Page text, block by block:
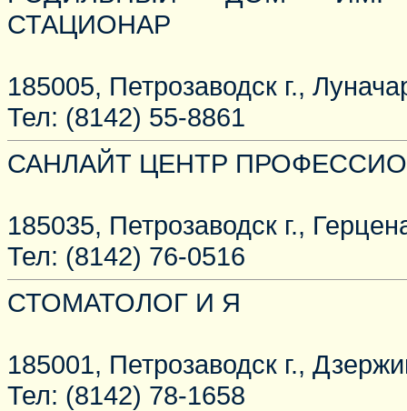
СТАЦИОНАР
185005, Петрозаводск г.,
Тел: (8142) 55-8861
САНЛАЙТ ЦЕНТР
185035, Петрозаводск г.,
Тел: (8142) 76-0516
СТОМАТОЛОГ И Я
185001, Петрозаводск г.,
Тел: (8142) 78-1658